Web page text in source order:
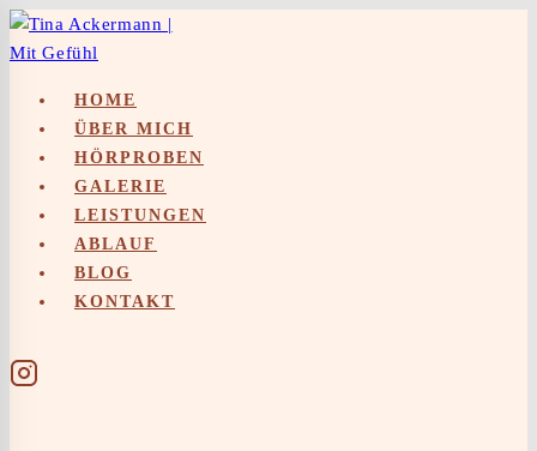
Skip
to
HOME
ÜBER MICH
HÖRPROBEN
GALERIE
LEISTUNGEN
ABLAUF
BLOG
KONTAKT